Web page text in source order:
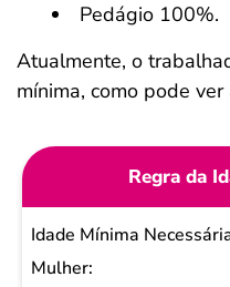
Pedágio 100%.
Atualmente, o
mínima, como pode ver
Regra da
Idade
Mínima